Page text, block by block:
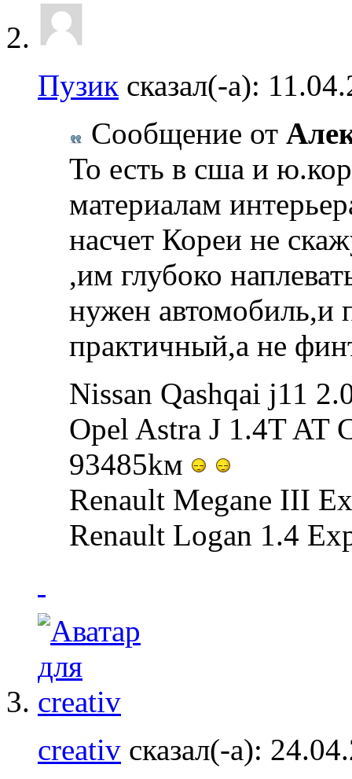
Пузик сказал(-а):
Сообщение от
То есть в сша и
материалам
насчет Кореи не
,им глубоко
нужен автомобиль,и
практичный,а не
Nissan Qashqai j11
Opel Astra J 1.4T AT
93485kм
Renault Megane III
Renault Logan 1.4
creativ сказал(-а):